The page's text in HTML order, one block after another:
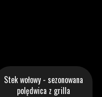
Stek wołowy - sezonowana
polędwica z grilla